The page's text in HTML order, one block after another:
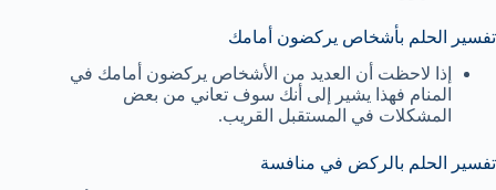
تفسير الحلم بأشخاص يركضون أمامك
إذا لاحظت أن العديد من الأشخاص يركضون أمامك في
المنام فهذا يشير إلى أنك سوف تعاني من بعض
المشكلات في المستقبل القريب.
تفسير الحلم بالركض في منافسة